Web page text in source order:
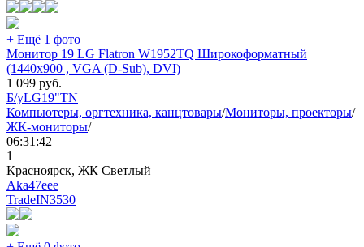
+ Ещё 1 фото
Монитор 19 LG Flatron W1952TQ Широкоформатный
(1440x900 , VGA (D-Sub), DVI)
1 099 руб.
Б/уLG19"TN
Компьютеры, оргтехника, канцтовары/Мониторы, проекторы/
ЖК-мониторы/
06:31:42
1
Красноярск, ЖК Светлый
Aka47eee
TradeIN3530